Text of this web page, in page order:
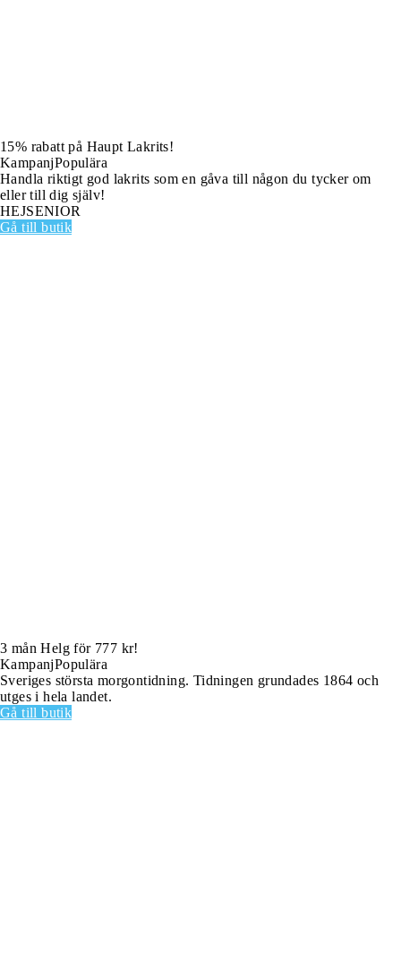
15% rabatt på Haupt Lakrits!
KampanjPopulära
Handla riktigt god lakrits som en gåva till någon du tycker om
eller till dig själv!
HEJSENIOR
Gå till butik
3 mån Helg för 777 kr!
KampanjPopulära
Sveriges största morgontidning. Tidningen grundades 1864 och
utges i hela landet.
Gå till butik